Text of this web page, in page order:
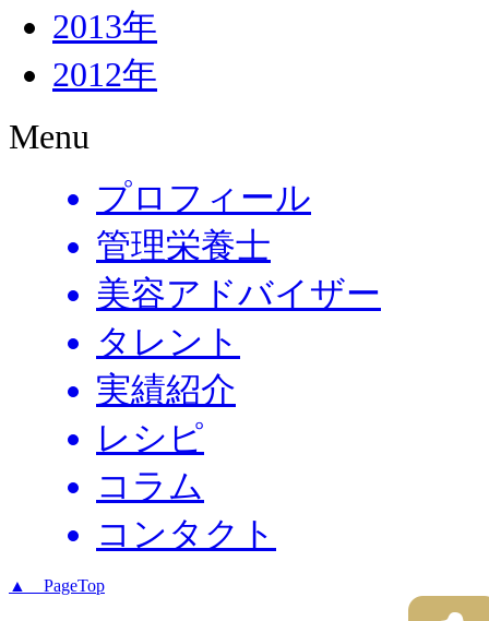
2013年
2012年
Menu
プロフィール
管理栄養士
美容アドバイザー
タレント
実績紹介
レシピ
コラム
コンタクト
▲ PageTop